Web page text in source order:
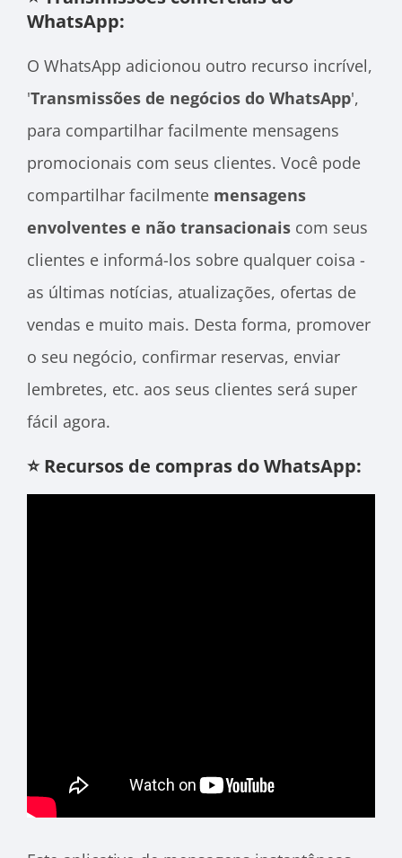
WhatsApp:
O WhatsApp adicionou outro recurso incrível,
'Transmissões de negócios do WhatsApp',
para compartilhar facilmente mensagens
promocionais com seus clientes. Você pode
compartilhar facilmente mensagens
envolventes e não transacionais com seus
clientes e informá-los sobre qualquer coisa -
as últimas notícias, atualizações, ofertas de
vendas e muito mais. Desta forma, promover
o seu negócio, confirmar reservas, enviar
lembretes, etc. aos seus clientes será super
fácil agora.
⭐ Recursos de compras do WhatsApp: